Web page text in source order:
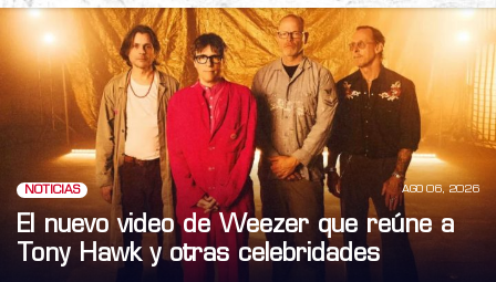
NOTICIAS AGO 06, 2026
El nuevo video de Weezer que reúne a
Tony Hawk y otras celebridades